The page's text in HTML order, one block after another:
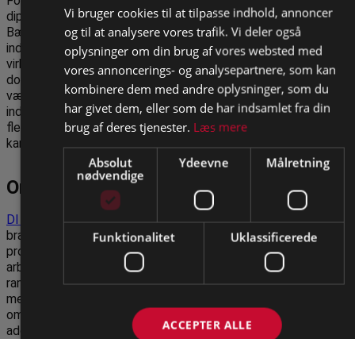
diplomet og Den Sociale
Bæredygtighedsberegner at gøre sociale
indsatser målbare og synlige. Når
virksomheder og organisationer kan
dokumentere og synliggøre deres sociale
værdi, bliver det lettere at anerkende
indsatsen, dele resultaterne og inspirere
flere til at skabe plads til mennesker på
kanten af arbejdsmarkedet.
Om DI Produktion
DI Produktioner Dansk Industris
branchefællesskab for danske
produktionsvirksomheder. Organisationen
arbejder for at sikre de bedst mulige
rammevilkår for produktion i Danmark
med fokus på blandt andet grøn
omstilling, digitalisering, innovation og
adgang til kvalificeret arbejdskraft.
Tilmeld dig opdateringer
Vi bruger cookies til at tilpasse indhold, annoncer
og til at analysere vores trafik. Vi deler også
oplysninger om din brug af vores websted med
vores annoncerings- og analysepartnere, som kan
kombinere dem med andre oplysninger, som du
har givet dem, eller som de har indsamlet fra din
brug af deres tjenester. Læs mere
Absolut
nødvendige
Ydeevne Målretning
Funktionalitet Uklassificerede
ACCEPTER ALLE